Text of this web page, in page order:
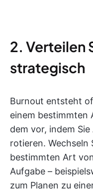
2. Verteilen
strategisch
Burnout entsteht
einem bestimmten
dem vor, indem
rotieren. Wechseln
bestimmten Art
Aufgabe –
zum Planen zu